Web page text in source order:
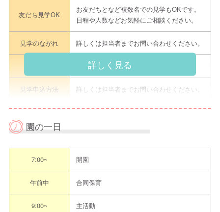
詳しく見る
友だち見学OK
お友だちとなど複数名での見学もOKです。
日程や人数などお気軽にご相談ください。
見学のながれ 詳しくは担当者までお問い合わせください。
履歴書は不要です。
見学申込方法 詳しくは担当者までお問い合わせください。
連絡先
メール yumenoki-hodogaya@clock.ocn.ne.jp
ネット予
-
園の一日
7:00~ 開園
午前中 合同保育
9:00~ 主活動